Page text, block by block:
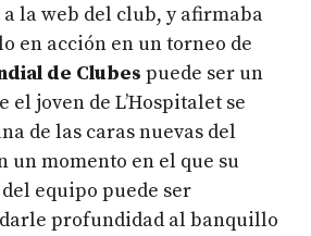
la web del club, y afirmaba
en acción en un torneo de
de Clubes puede ser un
el joven de L’Hospitalet se
de las caras nuevas del
un momento en el que su
equipo puede ser
profundidad al banquillo